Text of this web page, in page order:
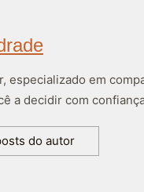
especializado em
a decidir com
do autor